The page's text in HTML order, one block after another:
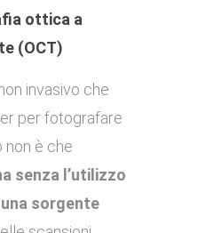
ottica a
(OCT)
invasivo che
per fotografare
non è che
senza l’utilizzo
sorgente